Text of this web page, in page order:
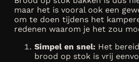
maar het is vooral ook een
om te doen tijdens het
redenen waarom je het zou
Simpel en snel: Het
brood op stok is vrij